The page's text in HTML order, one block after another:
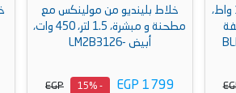
الزجاجي، 1000 واط،
خلاط بلينديو من مولينكس مع
مطحنة و مبشرة، 1.5 لتر، 450 وات،
أبيض -LM2B3126
EGP 1799
EGP